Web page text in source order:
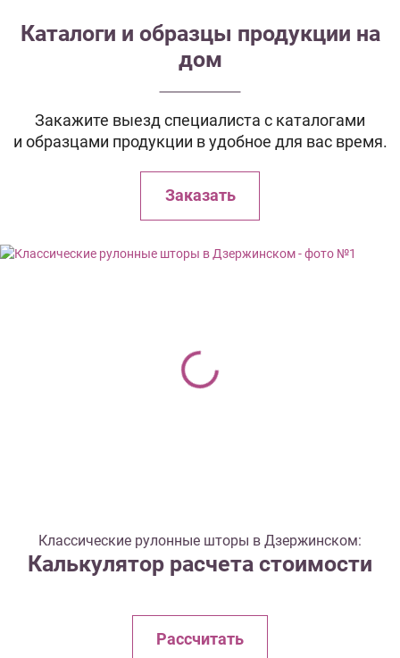
Каталоги и образцы продукции на
дом
Закажите выезд специалиста с каталогами
и образцами продукции в удобное для вас время.
Заказать
Классические рулонные шторы в Дзержинском:
Калькулятор расчета стоимости
Рассчитать